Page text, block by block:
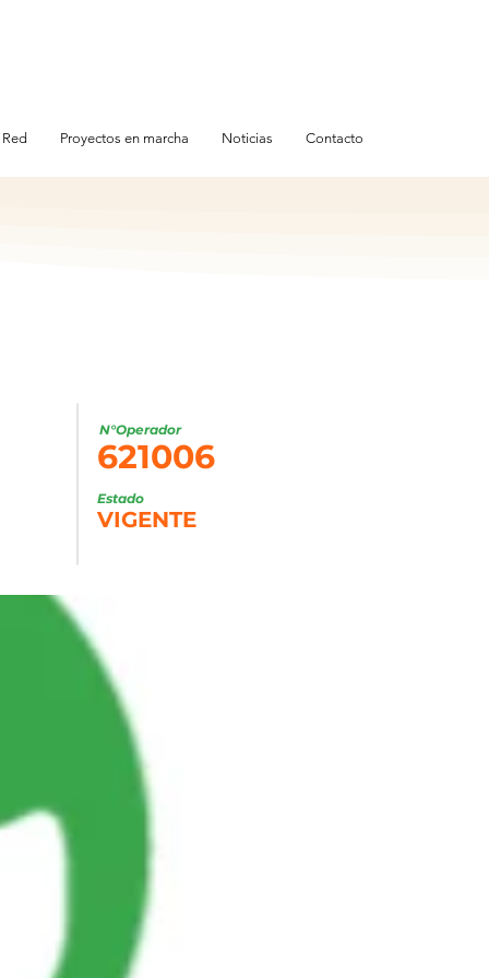
Proyectos en marcha Noticias Contacto
N°Operador
621006
VIGENTE
Estado